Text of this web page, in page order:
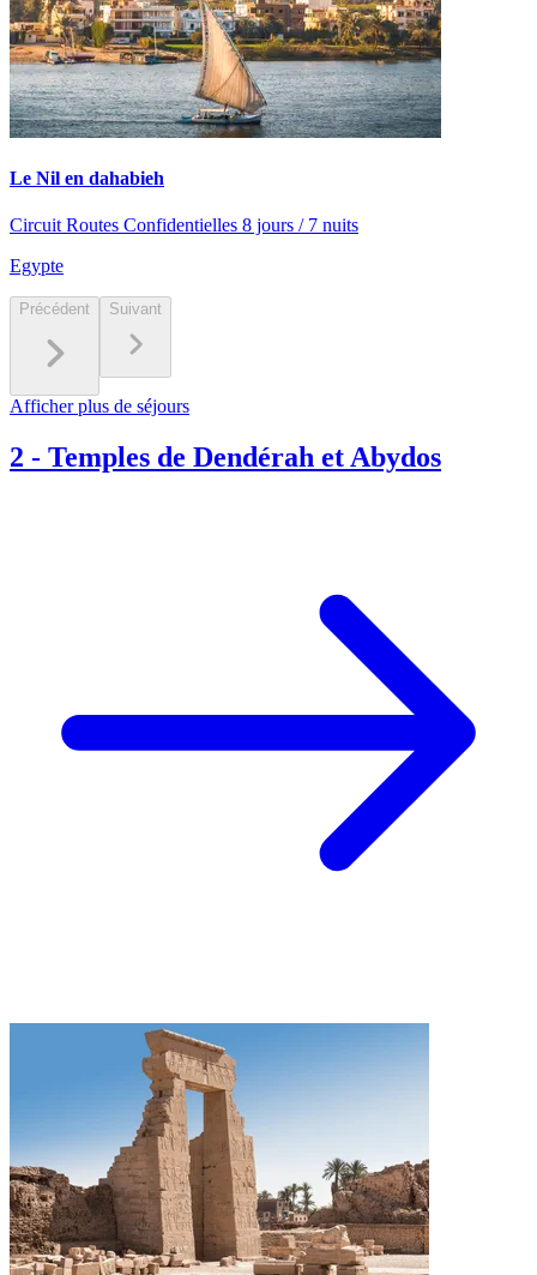
Le Nil en dahabieh
Circuit Routes Confidentielles 8 jours / 7 nuits
Egypte
Précédent Suivant
Afficher plus de séjours
2 - Temples de Dendérah et Abydos